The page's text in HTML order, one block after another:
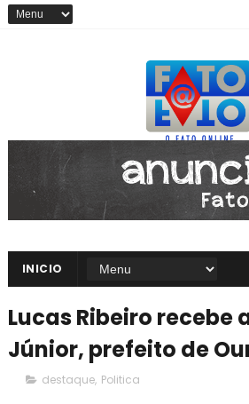
INICIO
Lucas Ribeiro recebe
Júnior, prefeito de
destaque, Politica